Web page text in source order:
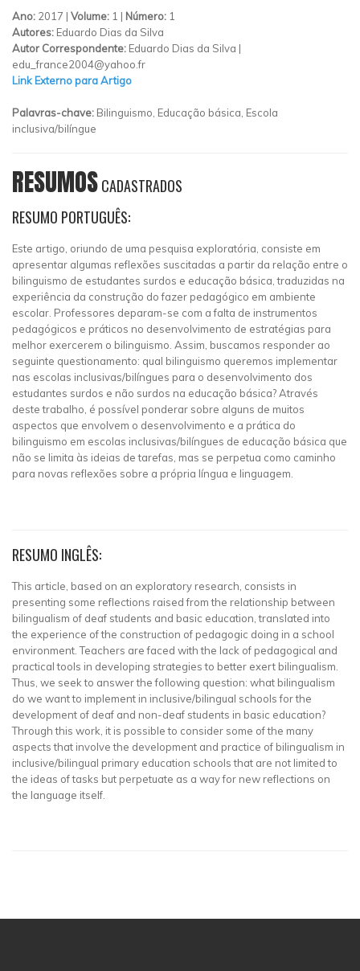
Ano: 2017 | Volume: 1 | Número: 1
Autores: Eduardo Dias da Silva
Autor Correspondente: Eduardo Dias da Silva |
edu_france2004@yahoo.fr
Link Externo para Artigo
Palavras-chave: Bilinguismo, Educação básica, Escola
inclusiva/bilíngue
RESUMOSCADASTRADOS
RESUMO PORTUGUÊS:
Este artigo, oriundo de uma pesquisa exploratória, consiste em
apresentar algumas reflexões suscitadas a partir da relação entre o
bilinguismo de estudantes surdos e educação básica, traduzidas na
experiência da construção do fazer pedagógico em ambiente
escolar. Professores deparam-se com a falta de instrumentos
pedagógicos e práticos no desenvolvimento de estratégias para
melhor exercerem o bilinguismo. Assim, buscamos responder ao
seguinte questionamento: qual bilinguismo queremos implementar
nas escolas inclusivas/bilíngues para o desenvolvimento dos
estudantes surdos e não surdos na educação básica? Através
deste trabalho, é possível ponderar sobre alguns de muitos
aspectos que envolvem o desenvolvimento e a prática do
bilinguismo em escolas inclusivas/bilíngues de educação básica que
não se limita às ideias de tarefas, mas se perpetua como caminho
para novas reflexões sobre a própria língua e linguagem.
RESUMO INGLÊS:
This article, based on an exploratory research, consists in
presenting some reflections raised from the relationship between
bilingualism of deaf students and basic education, translated into
the experience of the construction of pedagogic doing in a school
environment. Teachers are faced with the lack of pedagogical and
practical tools in developing strategies to better exert bilingualism.
Thus, we seek to answer the following question: what bilingualism
do we want to implement in inclusive/bilingual schools for the
development of deaf and non-deaf students in basic education?
Through this work, it is possible to consider some of the many
aspects that involve the development and practice of bilingualism in
inclusive/bilingual primary education schools that are not limited to
the ideas of tasks but perpetuate as a way for new reflections on
the language itself.